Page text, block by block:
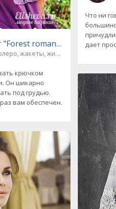
romance" вязаный
жакеты, жилеты
крючком
Он шикарно
под грудью.
вам обеспечен.
Что ни
дает